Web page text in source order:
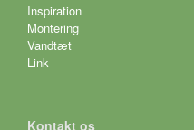
Inspiration
Montering
Vandtæt
Link
Kontakt os